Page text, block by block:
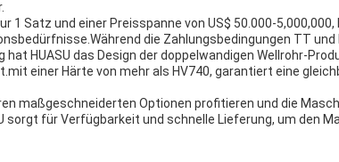
1 Satz und einer Preisspanne von US$ 50.000-
die Zahlungsbedingungen TT und
hat HUASU das Design der doppelwandigen Wellrohr-
einer Härte von mehr als HV740, garantiert eine
maßgeschneiderten Optionen profitieren und die
sorgt für Verfügbarkeit und schnelle Lieferung, um den